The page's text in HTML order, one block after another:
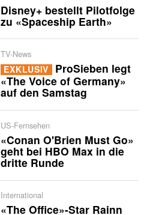
Disney+ bestellt Pilotfolge
zu «Spaceship Earth»
TV-News
EXKLUSIV ProSieben legt
«The Voice of Germany»
auf den Samstag
US-Fernsehen
«Conan O'Brien Must Go»
geht bei HBO Max in die
dritte Runde
International
«The Office»-Star Rainn